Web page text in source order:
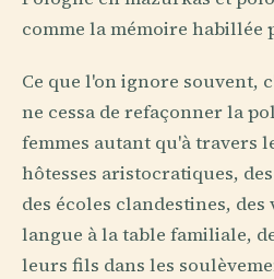
comme la mémoire habillée
Ce que l'on ignore souvent,
ne cessa de refaçonner la
femmes autant qu'à travers
hôtesses aristocratiques,
des écoles clandestines,
langue à la table familiale,
leurs fils dans les